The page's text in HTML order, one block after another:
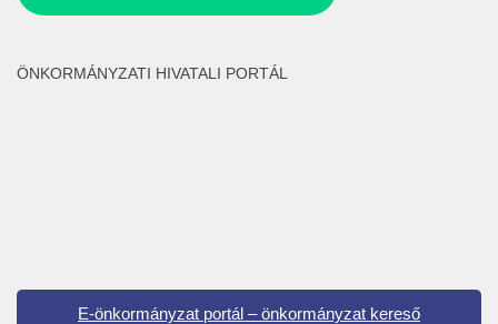
ÖNKORMÁNYZATI HIVATALI PORTÁL
E-önkormányzat portál – önkormányzat kereső